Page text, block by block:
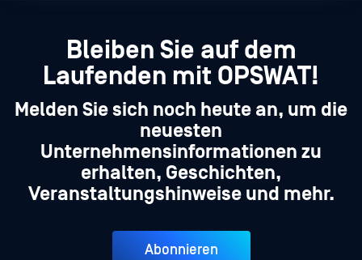
Bleiben Sie auf dem
Laufenden mit OPSWAT!
Melden Sie sich noch heute an, um die
neuesten
Unternehmensinformationen zu
erhalten, Geschichten,
Veranstaltungshinweise und mehr.
Abonnieren